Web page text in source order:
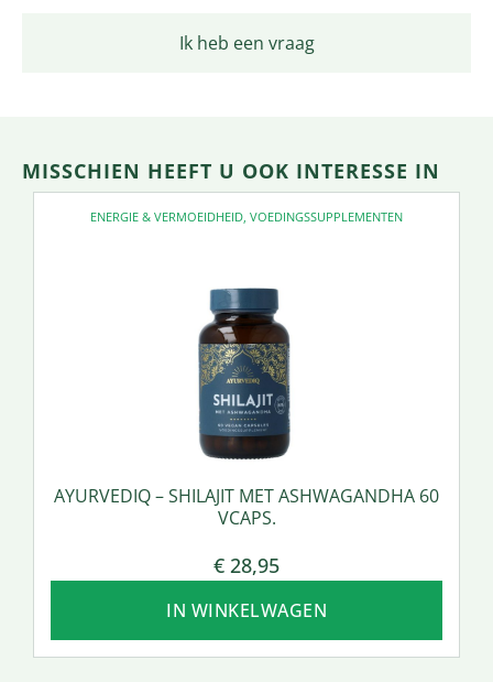
Ik heb een vraag
MISSCHIEN HEEFT U OOK INTERESSE IN
ENERGIE & VERMOEIDHEID, VOEDINGSSUPPLEMENTEN
AYURVEDIQ – SHILAJIT MET ASHWAGANDHA 60
VCAPS.
€ 28,95
IN WINKELWAGEN